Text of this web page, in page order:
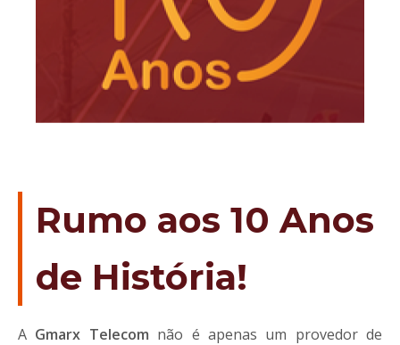
Rumo aos 10 Anos
de História!
A Gmarx Telecom não é apenas um provedor de